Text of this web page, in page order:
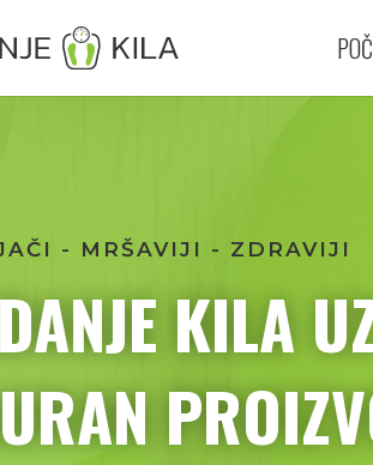
- MRŠAVIJI - ZDRAVIJI
KILA